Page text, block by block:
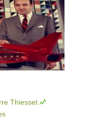
Thiesset